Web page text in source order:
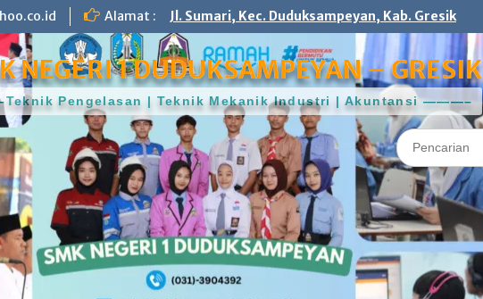
Alamat : Jl. Sumari, Kec. Duduksampeyan, Kab. Gresik
NEGERI 1 DUDUKSAMPEYAN – GRESIK
Pengelasan | Teknik Mekanik Industri | Akuntansi ———–
Search
for: